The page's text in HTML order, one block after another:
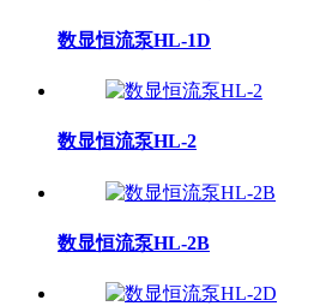
数显恒流泵HL-1D
数显恒流泵HL-2
数显恒流泵HL-2B